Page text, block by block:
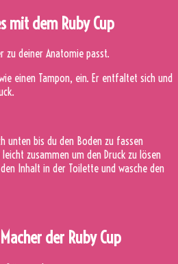
mit dem Ruby Cup
zu deiner Anatomie passt.
einen Tampon, ein. Er entfaltet sich und
unten bis du den Boden zu fassen
zusammen um den Druck zu lösen
Inhalt in der Toilette und wasche den
der Ruby Cup